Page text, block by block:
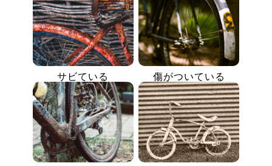
サビている 傷がついている